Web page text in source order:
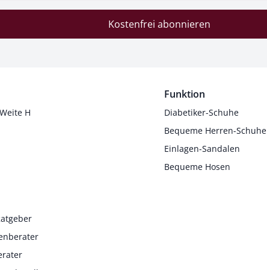
Kostenfrei abonnieren
H
Funktion
Diabetiker-Schuhe
Bequeme Herren-Schuhe
Einlagen-Sandalen
Bequeme Hosen